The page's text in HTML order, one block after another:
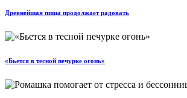
Древнейшая пища продолжает радовать
«Бьется в тесной печурке огонь»